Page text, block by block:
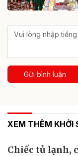
Gửi bình luận
XEM THÊM KHỞI
Chiếc tủ lạnh,